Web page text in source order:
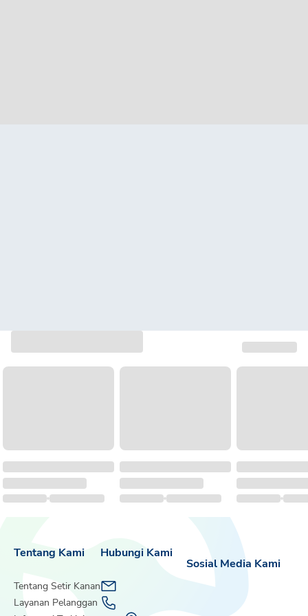
Tentang Kami
Tentang Setir Kanan
Layanan Pelanggan
Sosial Media Kami
Hubungi Kami